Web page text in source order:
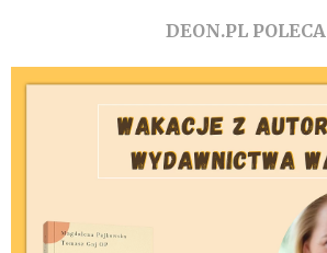
DEON.PL POLECA